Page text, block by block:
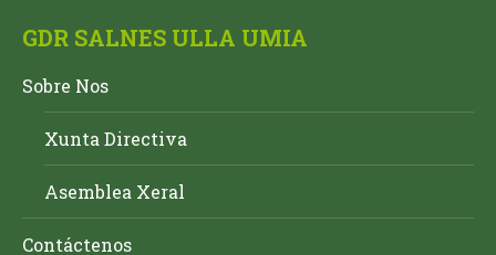
GDR SALNES ULLA UMIA
Sobre Nos
Xunta Directiva
Asemblea Xeral
Contáctenos